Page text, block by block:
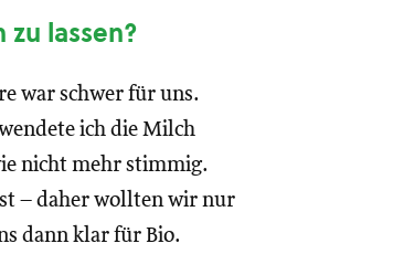
lassen?
war schwer für uns.
ich die Milch
nicht mehr stimmig.
– daher wollten wir nur
dann klar für Bio.